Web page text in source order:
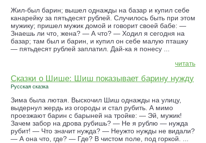
Жил-был барин; вышел однажды на базар и купил себе
канарейку за пятьдесят рублей. Случилось быть при этом
мужику; пришел мужик домой и говорит своей бабе: —
Знаешь ли что, жена? — А что? — Ходил я сегодня на
базар; там был и барин, и купил он себе малую пташку
— пятьдесят рублей заплатил. Дай-ка я понесу ...
читать
Сказки о Шише: Шиш показывает барину нужду
Русская сказка
Зима была лютая. Выскочил Шиш однажды на улицу,
выдернул жердь из огороды и стал рубить. А мимо
проезжают барин с барыней на тройке: — Эй, мужик!
Зачем забор на дрова рубишь? — Не я рублю — нужда
рубит! — Что значит нужда? — Неужто нужды не видали?
— А она что, где? — Где? В чистом поле, под горкой. ...